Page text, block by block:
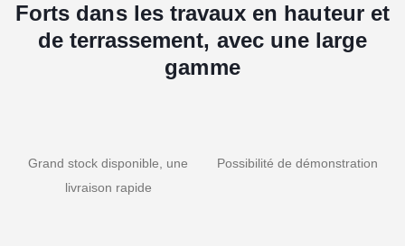
Forts dans les travaux en hauteur et
de terrassement, avec une large
gamme
Grand stock disponible, une
livraison rapide
Possibilité de démonstration